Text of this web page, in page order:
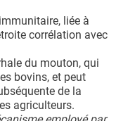
liée à
corrélation avec
du mouton, qui
bovins, et peut
de la
agriculteurs.